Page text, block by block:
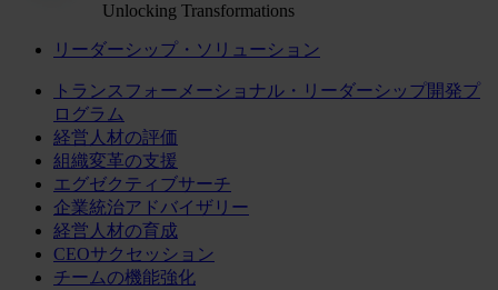
Unlocking Transformations
リーダーシップ・ソリューション
トランスフォーメーショナル・リーダーシップ開発プ
ログラム
経営人材の評価
組織変革の支援
エグゼクティブサーチ
企業統治アドバイザリー
経営人材の育成
CEOサクセッション
チームの機能強化